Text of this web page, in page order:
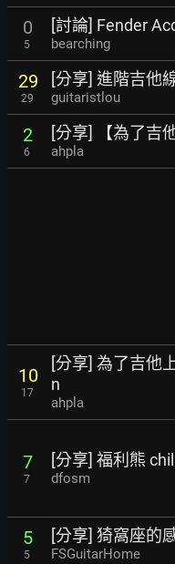
0
5
[討論] Fender
bearching
29
29
[分享] 進階吉他
guitaristlou
2
6
[分享] 【為了吉
ahpla
10
17
[分享] 為了吉他
n
ahpla
7
7
[分享] 福利熊
dfosm
5
5
[分享] 猗窩座的
FSGuitarHome